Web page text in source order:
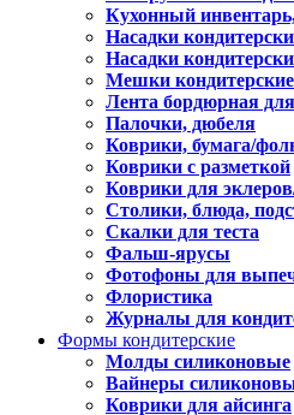
Кухонный
Насадки
Насадки
Мешки кондитерские
Лента бордюрная
Палочки, дюбеля
Коврики, бумага/
Коврики с разметкой
Коврики для
Столики, блюда,
Скалки для теста
Фальш-ярусы
Фотофоны для
Флористика
Журналы для
Формы кондитерские
Молды силиконовые
Вайнеры
Коврики для айсинга